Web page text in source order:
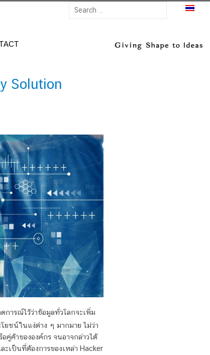
Solution
การณ์ไว้ว่าข้อมูลทั่วโลกจะเพิ่ม
ยชน์ในแง่ต่าง ๆ มากมาย ไม่ว่า
คู่ค้าขององค์กร จนอาจกล่าวได้
เป็นที่ต้องการของเหล่า Hacker